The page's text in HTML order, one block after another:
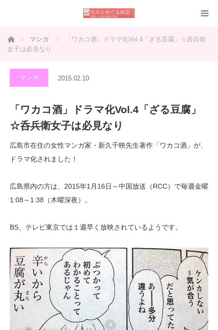
ホーム マンガ
「ワカコ酒」ドラマ化Vol.4「ざる豆腐」☆呑兵衛
女子は必見なり
マンガ 2015.02.10
「ワカコ酒」ドラマ化Vol.4「ざる豆腐」
☆呑兵衛女子は必見なり
広島市在住の女性マンガ家・新久千映先生著作「ワカコ酒」が、
ドラマ化されました！
広島県内の方は、2015年1月16日～中国放送（RCC）で毎週金曜
1:08～1:38（木曜深夜）。
BS、テレビ東京では１週早く放映されているようです。